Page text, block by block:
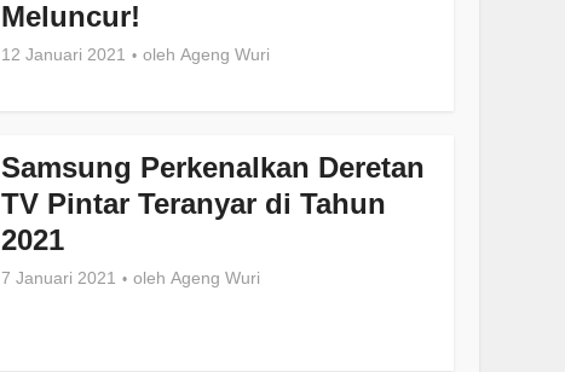
Meluncur!
12 Januari 2021 oleh Ageng Wuri
Samsung Perkenalkan Deretan
TV Pintar Teranyar di Tahun
2021
7 Januari 2021 oleh Ageng Wuri